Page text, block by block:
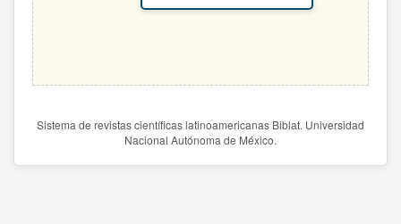
Sistema de revistas científicas latinoamericanas Biblat. Universidad
Nacional Autónoma de México.